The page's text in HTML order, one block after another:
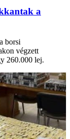
a
borsi
végzett
260.000 lej.